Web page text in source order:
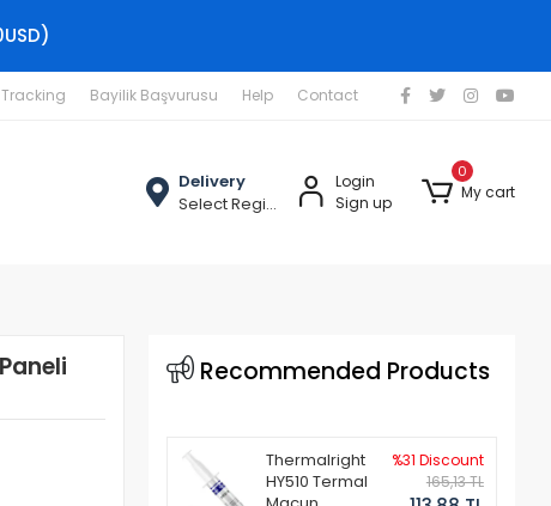
Tracking Bayilik Başvurusu Help Contact
Delivery
Select Region
Login
Sign up
0
My cart
Recommended Products
Thermalright
HY510 Termal
%31 Discount
165,13 TL